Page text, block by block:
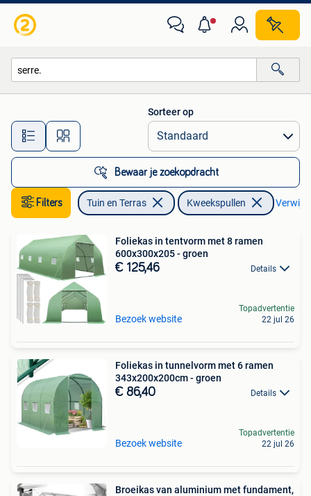
Alle afstanden…
Sorteer op
Bewaar je zoekopdracht
Filters Tuin en Terras Kweekspullen
Foliekas in tentvorm met 8 ramen
600x300x205 - groen
€ 125,46 Details
Bezoek website
Topadvertentie
22 jul 26
Foliekas in tunnelvorm met 6 ramen
343x200x200cm - groen
€ 86,40 Details
Bezoek website
Topadvertentie
22 jul 26
Broeikas van aluminium met fundament,